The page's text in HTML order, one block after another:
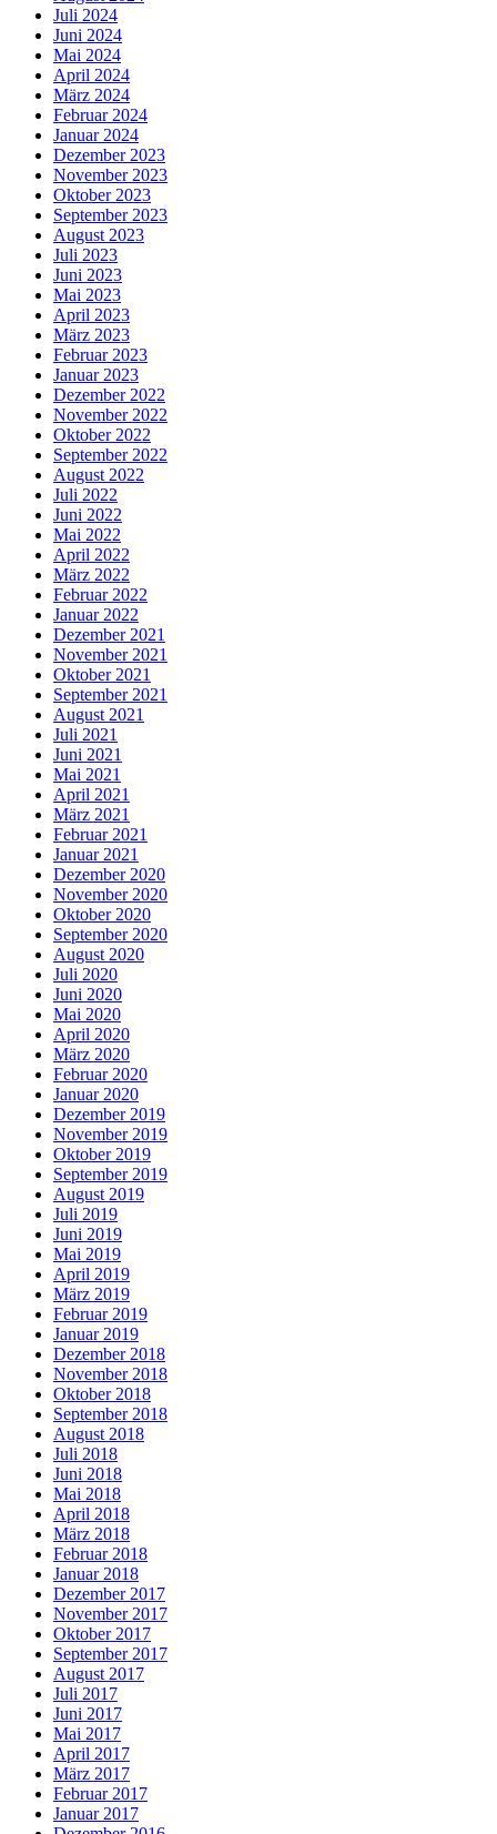
Juli 2024
Juni 2024
Mai 2024
April 2024
März 2024
Februar 2024
Januar 2024
Dezember 2023
November 2023
Oktober 2023
September 2023
August 2023
Juli 2023
Juni 2023
Mai 2023
April 2023
März 2023
Februar 2023
Januar 2023
Dezember 2022
November 2022
Oktober 2022
September 2022
August 2022
Juli 2022
Juni 2022
Mai 2022
April 2022
März 2022
Februar 2022
Januar 2022
Dezember 2021
November 2021
Oktober 2021
September 2021
August 2021
Juli 2021
Juni 2021
Mai 2021
April 2021
März 2021
Februar 2021
Januar 2021
Dezember 2020
November 2020
Oktober 2020
September 2020
August 2020
Juli 2020
Juni 2020
Mai 2020
April 2020
März 2020
Februar 2020
Januar 2020
Dezember 2019
November 2019
Oktober 2019
September 2019
August 2019
Juli 2019
Juni 2019
Mai 2019
April 2019
März 2019
Februar 2019
Januar 2019
Dezember 2018
November 2018
Oktober 2018
September 2018
August 2018
Juli 2018
Juni 2018
Mai 2018
April 2018
März 2018
Februar 2018
Januar 2018
Dezember 2017
November 2017
Oktober 2017
September 2017
August 2017
Juli 2017
Juni 2017
Mai 2017
April 2017
März 2017
Februar 2017
Januar 2017